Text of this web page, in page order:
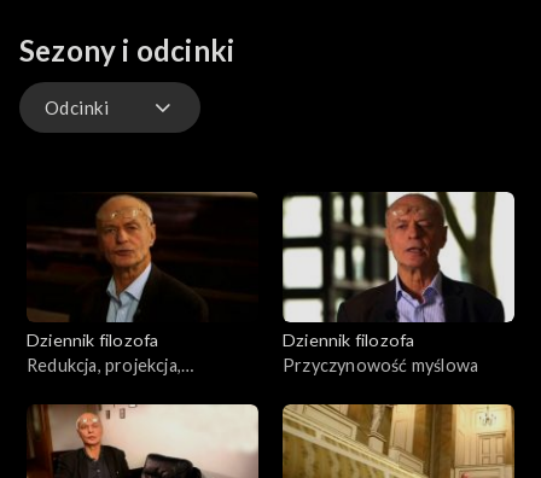
Sezony i odcinki
Odcinki
Dziennik filozofa
Redukcja, projekcja,
Dziennik filozofa
Przyczynowość myślowa